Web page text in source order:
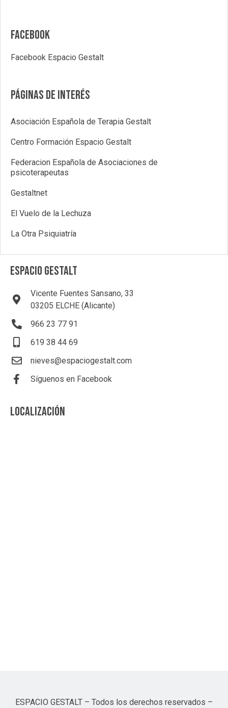
Facebook
Facebook Espacio Gestalt
Páginas de interés
Asociación Española de Terapia Gestalt
Centro Formación Espacio Gestalt
Federacion Española de Asociaciones de
psicoterapeutas
Gestaltnet
El Vuelo de la Lechuza
La Otra Psiquiatría
ESPACIO GESTALT
Vicente Fuentes Sansano, 33
03205 ELCHE (Alicante)
966 23 77 91
619 38 44 69
nieves@espaciogestalt.com
Síguenos en Facebook
LOCALIZACIÓN
ESPACIO GESTALT – Todos los derechos reservados –